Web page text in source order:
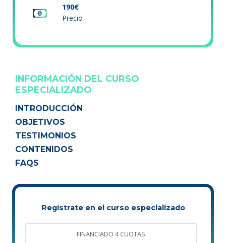
190€
Precio
INFORMACIÓN DEL CURSO
ESPECIALIZADO
INTRODUCCIÓN
OBJETIVOS
TESTIMONIOS
CONTENIDOS
FAQS
Regístrate en el curso especializado
FINANCIADO 4 CUOTAS